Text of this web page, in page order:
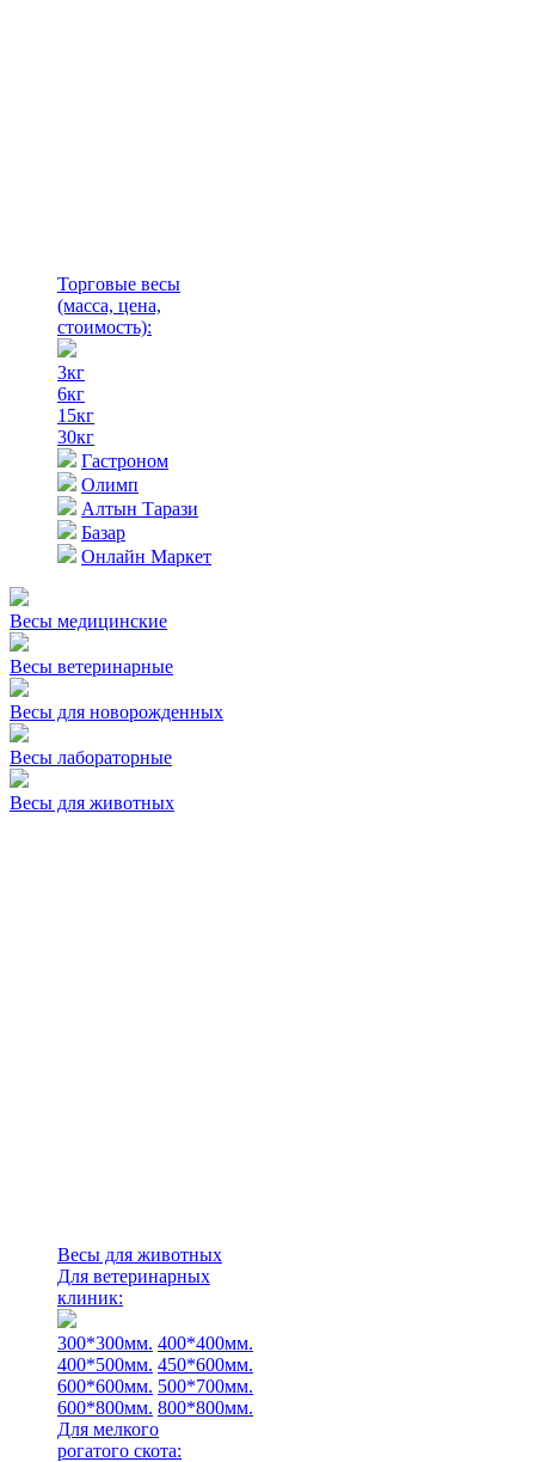
Торговые весы
(масса, цена,
стоимость):
3кг
6кг
15кг
30кг
Гастроном
Олимп
Алтын Тарази
Базар
Онлайн Маркет
Весы медицинские
Весы ветеринарные
Весы для новорожденных
Весы лабораторные
Весы для животных
Весы для животных
Для ветеринарных
клиник:
300*300мм. 400*400мм.
400*500мм. 450*600мм.
600*600мм. 500*700мм.
600*800мм. 800*800мм.
Для мелкого
рогатого скота: